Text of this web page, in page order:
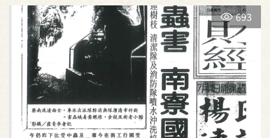
693